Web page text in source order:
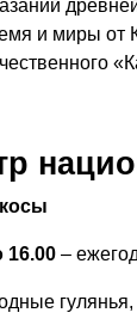
и миры от
16.00–